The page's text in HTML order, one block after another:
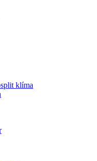
klíma